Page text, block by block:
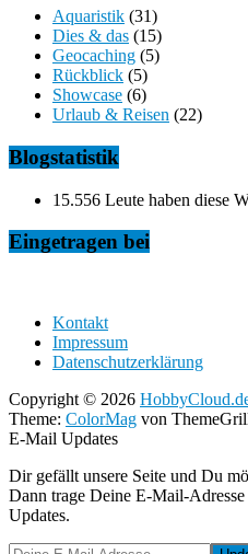
Aquaristik (31)
Dies & das (15)
Geocaching (5)
Rückblick (5)
Showcase (6)
Urlaub & Reisen (22)
Blogstatistik
15.556 Leute haben diese
Eingetragen bei
Kontakt
Impressum
Datenschutzerklärung
Copyright © 2026
Theme: ColorMag von
E-Mail Updates
Dir gefällt unsere Seite und Du
Dann trage Deine E-Mail-
Updates.